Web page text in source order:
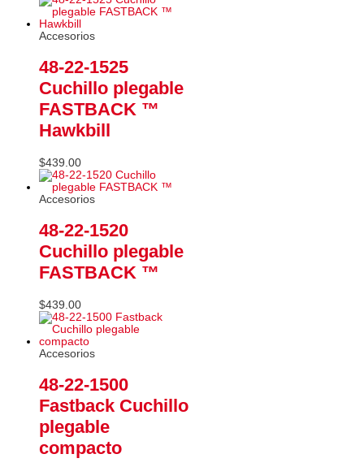
Accesorios
48-22-1525
Cuchillo plegable
FASTBACK ™
Hawkbill
$439.00
Accesorios
48-22-1520
Cuchillo plegable
FASTBACK ™
$439.00
Accesorios
48-22-1500
Fastback Cuchillo
plegable
compacto